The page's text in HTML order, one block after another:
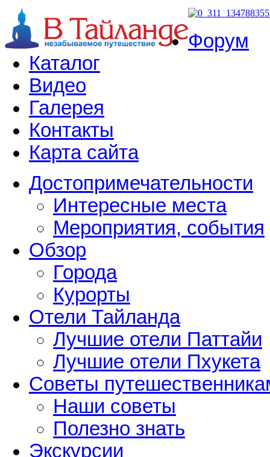
Форум
Каталог
Видео
Галерея
Контакты
Карта сайта
Достопримечательности
Интересные места
Мероприятия, события
Обзор
Города
Курорты
Отели Тайланда
Лучшие отели Паттайи
Лучшие отели Пхукета
Советы
Наши советы
Полезно знать
Экскурсии